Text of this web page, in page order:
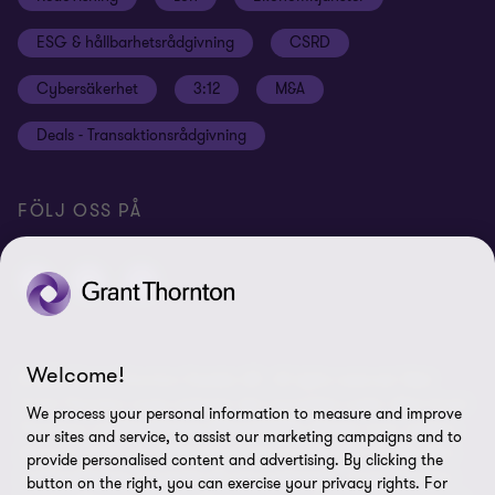
Student
Hållbarhet
Press
Grant Thornton International Ltd
Disclaimer
Site map
ESG & hållbarhetsrådgivning CSRD
Cybersäkerhet 3:12 M&A
Deals - Transaktionsrådgivning
FÖLJ OSS PÅ
© 2026 Grant Thornton Sweden AB - All rights reserved. Med
Grant Thornton avses antingen det varumärke under vilket Grant
Thorntons medlemsföretag tillhandahåller tjänster inom revision,
ekonomi, skatt och rådgivning till sina kunder, eller ett eller flera
medlemsföretag, beroende på sammanhanget. Grant Thornton
Welcome!
We process your personal information to measure and improve
our sites and service, to assist our marketing campaigns and to
provide personalised content and advertising. By clicking the
button on the right, you can exercise your privacy rights. For